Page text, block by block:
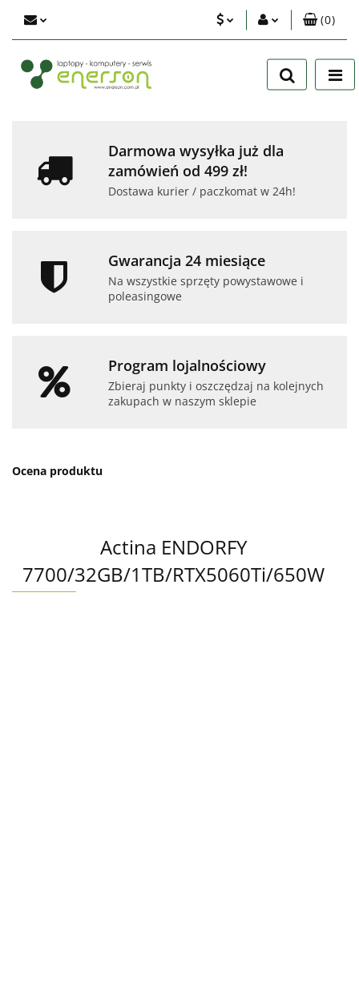
Zaloguj się
Zarejestruj się
(0)
Darmowa wysyłka już dla
zamówień od 499 zł!
Dostawa kurier / paczkomat w 24h!
Gwarancja 24 miesiące
Na wszystkie sprzęty powystawowe i
poleasingowe
Program lojalnościowy
Zbieraj punkty i oszczędzaj na kolejnych
zakupach w naszym sklepie
Ocena produktu
Actina ENDORFY
7700/32GB/1TB/RTX5060Ti/650W